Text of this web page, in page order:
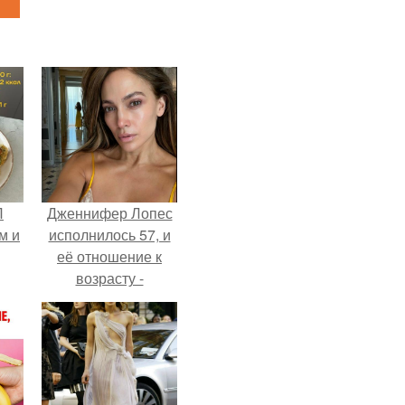
и
Дженнифер Лопес
исполнилось 57, и
её отношение к
возрасту -
настоящий
манифест
уверенности: "не
говорите, что я
отлично выгляжу